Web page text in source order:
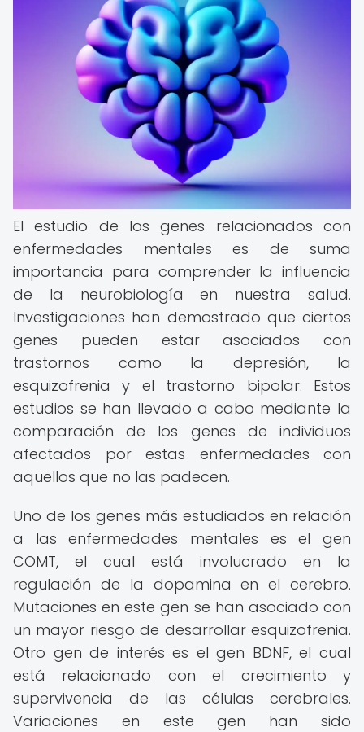
El estudio de los genes relacionados con
enfermedades mentales es de suma
importancia para comprender la influencia
de la neurobiología en nuestra salud.
Investigaciones han demostrado que ciertos
genes pueden estar asociados con
trastornos como la depresión, la
esquizofrenia y el trastorno bipolar. Estos
estudios se han llevado a cabo mediante la
comparación de los genes de individuos
afectados por estas enfermedades con
aquellos que no las padecen.
Uno de los genes más estudiados en relación
a las enfermedades mentales es el gen
COMT, el cual está involucrado en la
regulación de la dopamina en el cerebro.
Mutaciones en este gen se han asociado con
un mayor riesgo de desarrollar esquizofrenia.
Otro gen de interés es el gen BDNF, el cual
está relacionado con el crecimiento y
supervivencia de las células cerebrales.
Variaciones en este gen han sido